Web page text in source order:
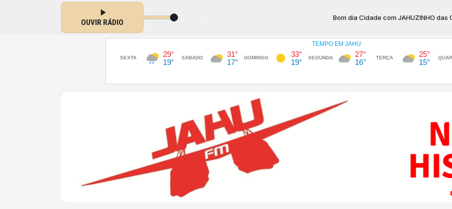
OUVIR RÁDIO
com JAHUZINHO das 07:05 às 10:30 Bom dia Cidade com JAHUZINHO das 07:05 às